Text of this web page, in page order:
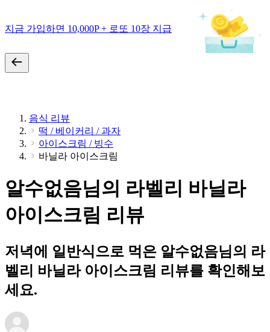
지금 가입하면 10,000P + 로또 10장 지급
음식 리뷰
떡 / 베이커리 / 과자
아이스크림 / 빙수
바닐라 아이스크림
알수없음님의 라벨리 바닐라
아이스크림 리뷰
저녁에 일반식으로 먹은 알수없음님의 라
벨리 바닐라 아이스크림 리뷰를 확인해보
세요.